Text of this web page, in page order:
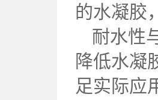
的水凝胶
耐水性
降低水凝
足实际应